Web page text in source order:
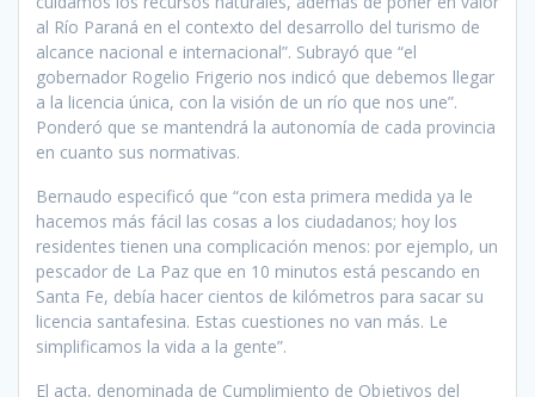
al Río Paraná en el contexto del desarrollo del turismo de
alcance nacional e internacional”. Subrayó que “el
gobernador Rogelio Frigerio nos indicó que debemos llegar
a la licencia única, con la visión de un río que nos une”.
Ponderó que se mantendrá la autonomía de cada provincia
en cuanto sus normativas.
Bernaudo especificó que “con esta primera medida ya le
hacemos más fácil las cosas a los ciudadanos; hoy los
residentes tienen una complicación menos: por ejemplo, un
pescador de La Paz que en 10 minutos está pescando en
Santa Fe, debía hacer cientos de kilómetros para sacar su
licencia santafesina. Estas cuestiones no van más. Le
simplificamos la vida a la gente”.
El acta, denominada de Cumplimiento de Objetivos del